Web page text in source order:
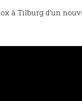
à Tilburg d’un